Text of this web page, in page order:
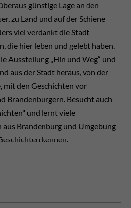
günstige Lage an den
zu Land und auf der Schiene
viel verdankt die Stadt
die hier leben und gelebt haben.
Ausstellung „Hin und Weg“ und
aus der Stadt heraus, von der
mit den Geschichten von
Brandenburgern. Besucht auch
und lernt viele
aus Brandenburg und Umgebung
kennen.